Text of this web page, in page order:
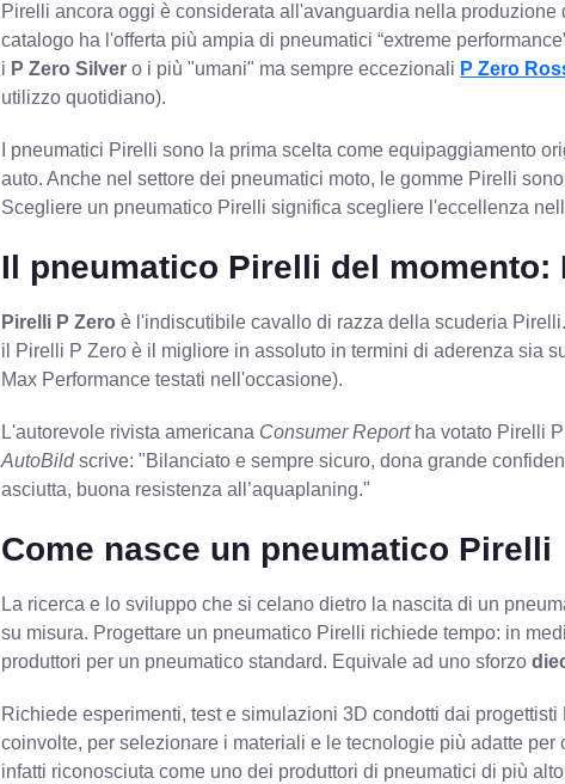
Pirelli ancora oggi è considerata all'avanguardia nella
catalogo ha l'offerta più ampia di pneumatici “extreme
i P Zero Silver o i più "umani" ma sempre eccezionali P Zero
utilizzo quotidiano).
I pneumatici Pirelli sono la prima scelta come equipaggiamento
auto. Anche nel settore dei pneumatici moto, le gomme Pirelli
Scegliere un pneumatico Pirelli significa scegliere l'eccellenza
Il pneumatico Pirelli del momento:
Pirelli P Zero è l'indiscutibile cavallo di razza della scuderia
il Pirelli P Zero è il migliore in assoluto in termini di aderenza sia
Max Performance testati nell'occasione).
L'autorevole rivista americana Consumer Reportha votato Pirelli P
AutoBildscrive: "Bilanciato e sempre sicuro, dona grande
asciutta, buona resistenza all’aquaplaning."
Come nasce un pneumatico Pirelli
La ricerca e lo sviluppo che si celano dietro la nascita di un
su misura. Progettare un pneumatico Pirelli richiede tempo: in
produttori per un pneumatico standard. Equivale ad uno sforzo
Richiede esperimenti, test e simulazioni 3D condotti dai
coinvolte, per selezionare i materiali e le tecnologie più adatte
infatti riconosciuta come uno dei produttori di pneumatici di più